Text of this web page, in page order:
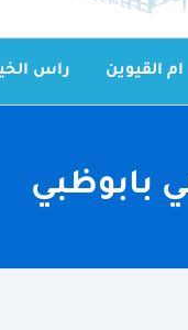
ام القيوين راس
بابوظبي